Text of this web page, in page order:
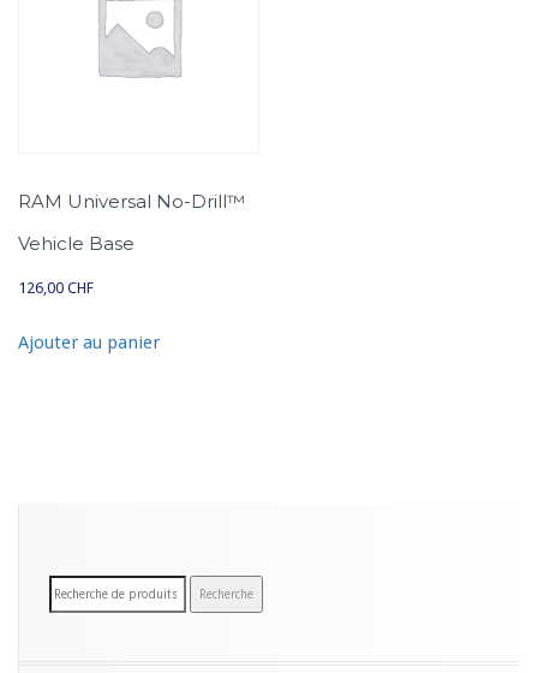
RAM Universal No-Drill™
Vehicle Base
126,00 CHF
Ajouter au panier
R
e
Recherche